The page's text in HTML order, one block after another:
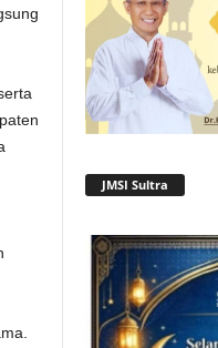
JMSI Sultra